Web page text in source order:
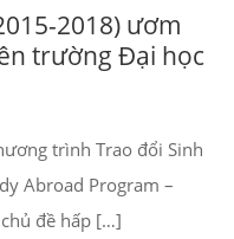
2018) ươm
trường Đại học
trình Trao đổi Sinh
Abroad Program –
đề hấp […]